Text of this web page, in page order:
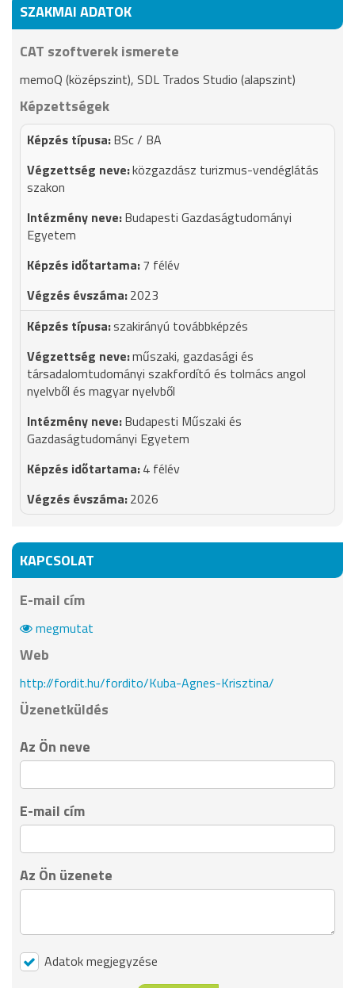
SZAKMAI ADATOK
CAT szoftverek ismerete
memoQ (középszint), SDL Trados Studio (alapszint)
Képzettségek
BSc / BA
közgazdász turizmus-vendéglátás
szakon
Budapesti Gazdaságtudományi
Egyetem
7 félév
2023
szakirányú továbbképzés
műszaki, gazdasági és
társadalomtudományi szakfordító és tolmács angol
nyelvből és magyar nyelvből
Budapesti Műszaki és
Gazdaságtudományi Egyetem
4 félév
2026
KAPCSOLAT
E-mail cím
megmutat
Web
http://fordit.hu/fordito/Kuba-Agnes-Krisztina/
Üzenetküldés
Az Ön neve
E-mail cím
Az Ön üzenete
Adatok megjegyzése